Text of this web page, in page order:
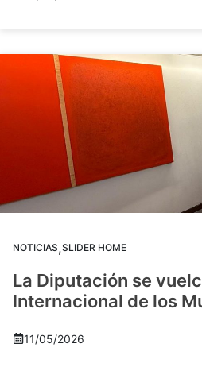
NOTICIAS,SLIDER HOME
La Diputación se
Internacional de los
11/05/2026